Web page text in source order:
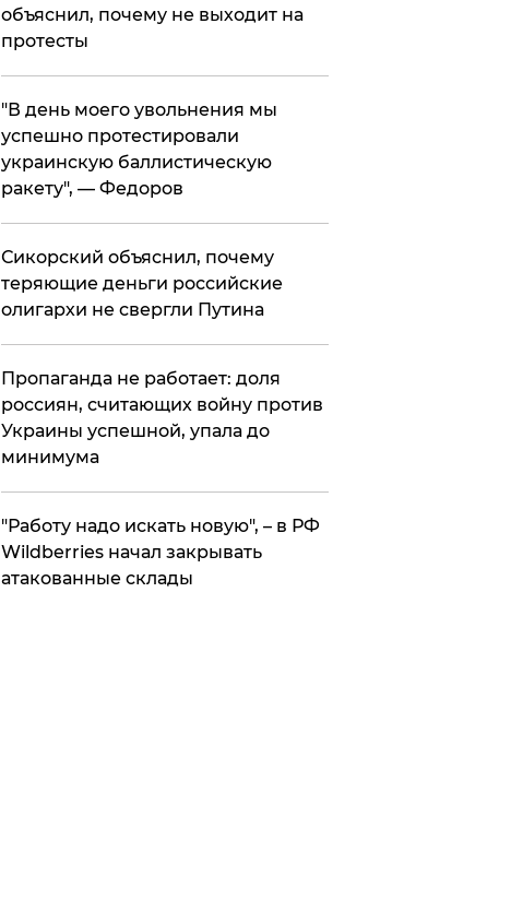
объяснил, почему не выходит на
протесты
​"В день моего увольнения мы
успешно протестировали
украинскую баллистическую
ракету", — Федоров
Сикорский объяснил, почему
теряющие деньги российские
олигархи не свергли Путина
​Пропаганда не работает: доля
россиян, считающих войну против
Украины успешной, упала до
минимума
"Работу надо искать новую", – в РФ
Wildberries начал закрывать
атакованные склады